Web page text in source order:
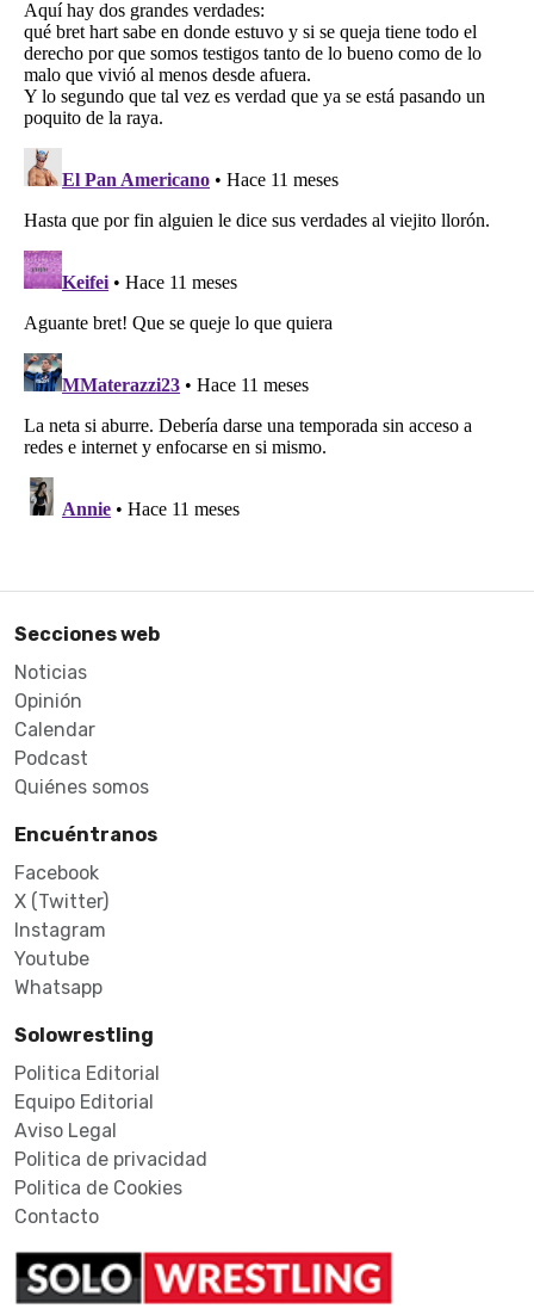
Secciones web
Noticias
Opinión
Calendar
Podcast
Quiénes somos
Encuéntranos
Facebook
X (Twitter)
Instagram
Youtube
Whatsapp
Solowrestling
Politica Editorial
Equipo Editorial
Aviso Legal
Politica de privacidad
Politica de Cookies
Contacto